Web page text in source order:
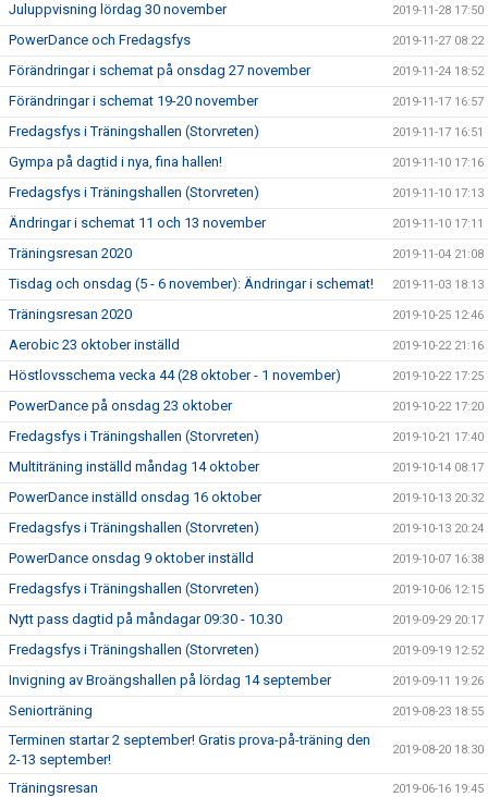
Juluppvisning lördag 30 november 2019-11-28 17:50
PowerDance och Fredagsfys 2019-11-27 08:22
Förändringar i schemat på onsdag 27 november 2019-11-24 18:52
Förändringar i schemat 19-20 november 2019-11-17 16:57
Fredagsfys i Träningshallen (Storvreten) 2019-11-17 16:51
Gympa på dagtid i nya, fina hallen! 2019-11-10 17:16
Fredagsfys i Träningshallen (Storvreten) 2019-11-10 17:13
Ändringar i schemat 11 och 13 november 2019-11-10 17:11
Träningsresan 2020 2019-11-04 21:08
Tisdag och onsdag (5 - 6 november): Ändringar i schemat! 2019-11-03 18:13
Träningsresan 2020 2019-10-25 12:46
Aerobic 23 oktober inställd 2019-10-22 21:16
Höstlovsschema vecka 44 (28 oktober - 1 november) 2019-10-22 17:25
PowerDance på onsdag 23 oktober 2019-10-22 17:20
Fredagsfys i Träningshallen (Storvreten) 2019-10-21 17:40
Multiträning inställd måndag 14 oktober 2019-10-14 08:17
PowerDance inställd onsdag 16 oktober 2019-10-13 20:32
Fredagsfys i Träningshallen (Storvreten) 2019-10-13 20:24
PowerDance onsdag 9 oktober inställd 2019-10-07 16:38
Fredagsfys i Träningshallen (Storvreten) 2019-10-06 12:15
Nytt pass dagtid på måndagar 09:30 - 10.30 2019-09-29 20:17
Fredagsfys i Träningshallen (Storvreten) 2019-09-19 12:52
Invigning av Broängshallen på lördag 14 september 2019-09-11 19:26
Seniorträning 2019-08-23 18:55
Terminen startar 2 september! Gratis prova-på-träning den
2-13 september!
2019-08-20 18:30
Träningsresan 2019-06-16 19:45